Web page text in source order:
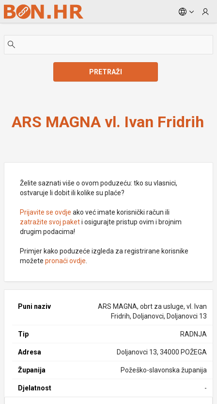
Skip to Main Content
PRETRAŽI
ARS MAGNA vl. Ivan Fridrih
Želite saznati više o ovom poduzeću: tko su vlasnici,
ostvaruje li dobit ili kolike su plaće?
Prijavite se ovdje ako već imate korisnički račun ili
zatražite svoj paketi osigurajte pristup ovim i brojnim
drugim podacima!
Primjer kako poduzeće izgleda za registrirane korisnike
možete pronaći ovdje
Puni naziv
ARS MAGNA, obrt za usluge, vl. Ivan
Fridrih, Doljanovci, Doljanovci 13
Tip RADNJA
Adresa Doljanovci 13, 34000 POŽEGA
Županija Požeško-slavonska županija
Djelatnost -